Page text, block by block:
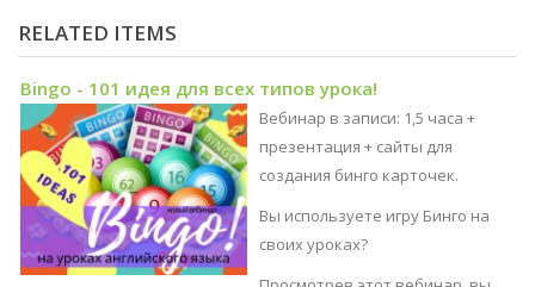
RELATED ITEMS
Bingo - 101 идея для всех типов урока!
Вебинар в записи: 1,5 часа +
презентация + сайты для
создания бинго карточек.
Вы используете игру Бинго на
своих уроках?